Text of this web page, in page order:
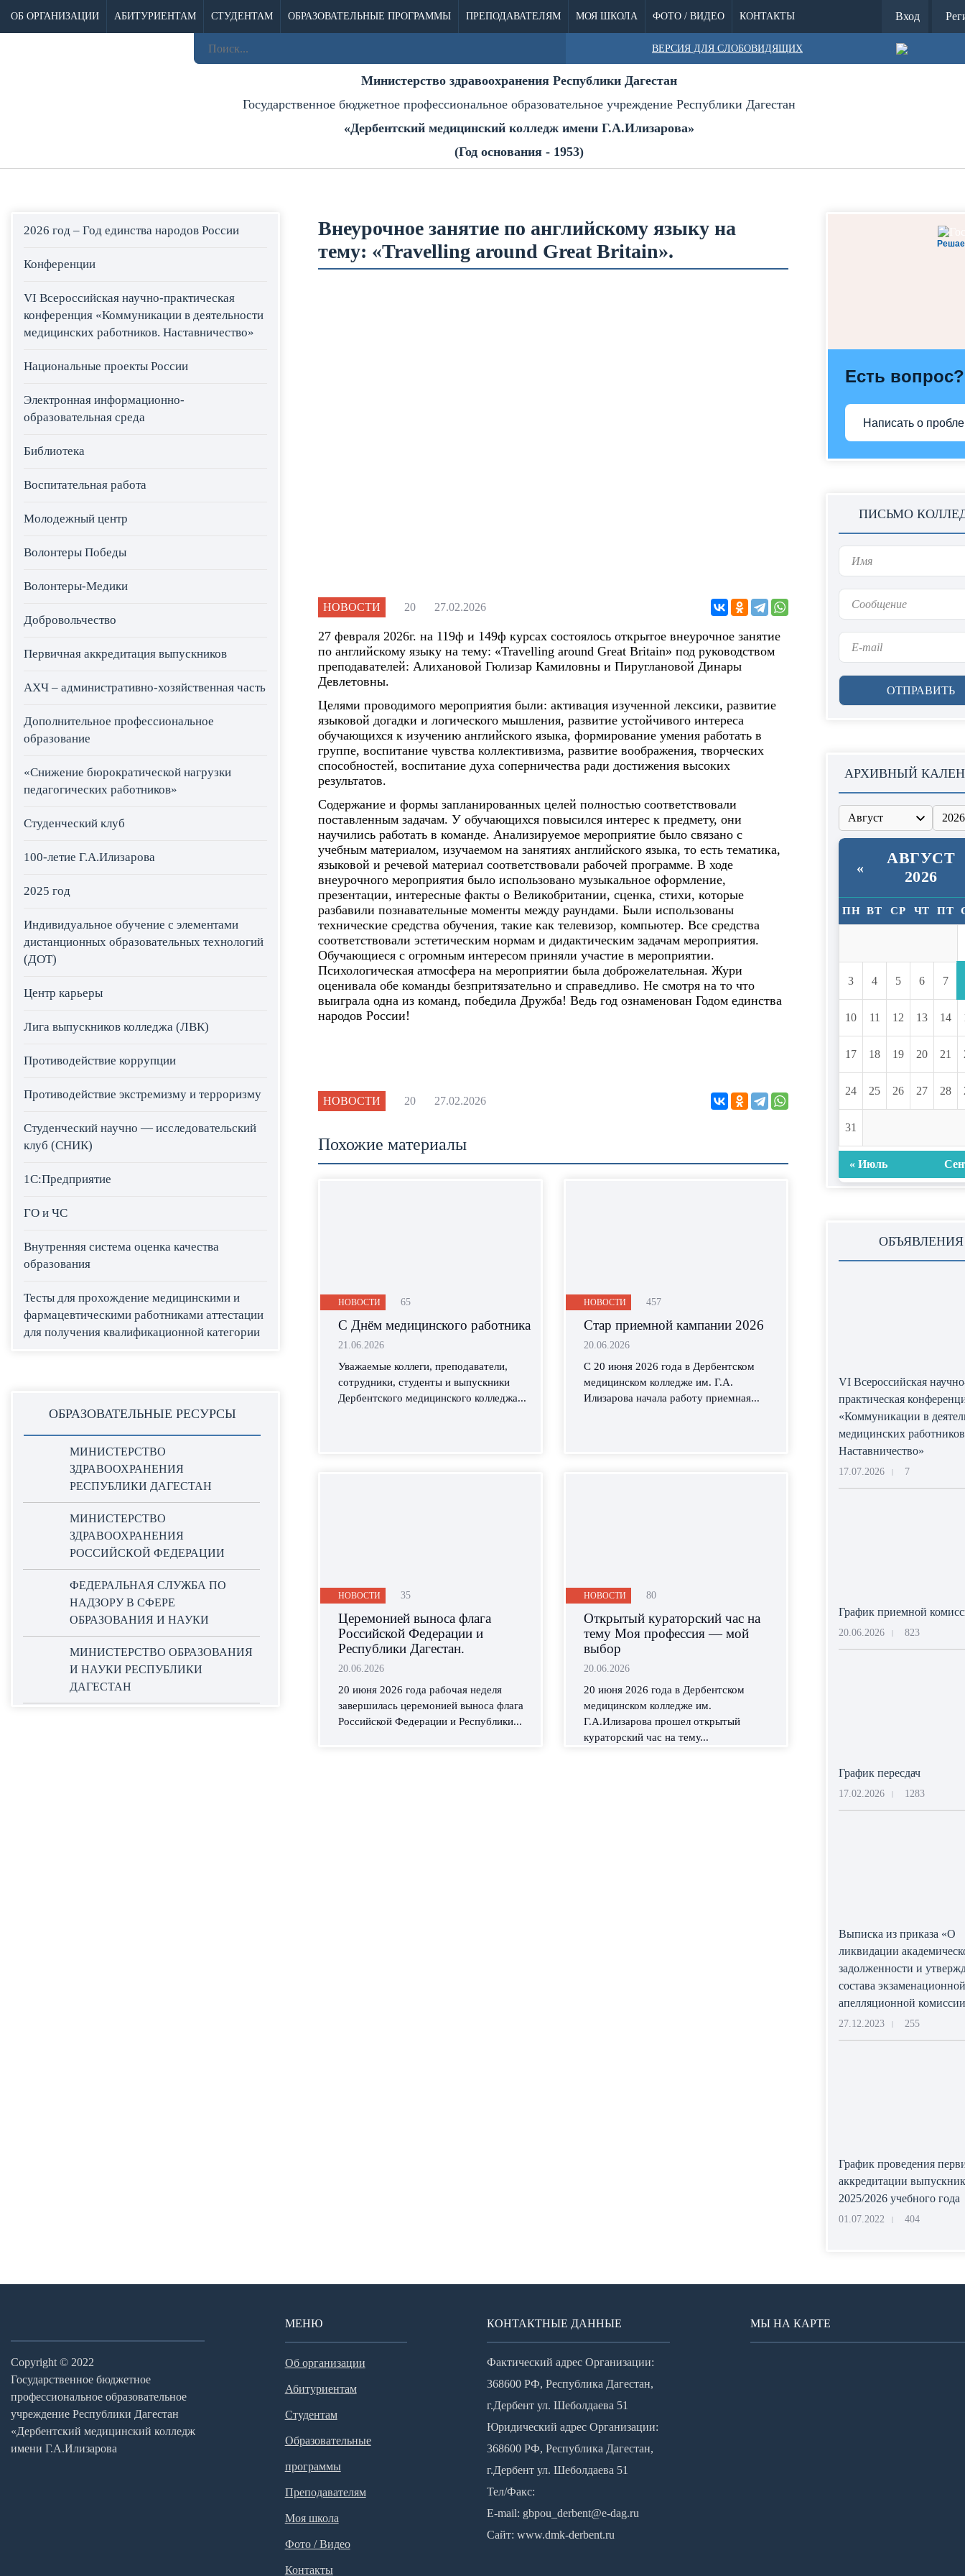
ОБ ОРГАНИЗАЦИИ АБИТУРИЕНТАМ СТУДЕНТАМ ОБРАЗОВАТЕЛЬНЫЕ ПРОГРАММЫ ПРЕПОДАВАТЕЛЯМ МОЯ ШКОЛА ФОТО / ВИДЕО КОНТАКТЫ Вход
ВЕРСИЯ ДЛЯ СЛОБОВИДЯЩИХ
Министерство здравоохранения Республики Дагестан
Государственное бюджетное профессиональное образовательное учреждение Республики Дагестан
«Дербентский медицинский колледж имени Г.А.Илизарова»
(Год основания - 1953)
2026 год – Год единства народов России
Конференции
VI Всероссийская научно-практическая
конференция «Коммуникации в деятельности
медицинских работников. Наставничество»
Национальные проекты России
Электронная информационно-
образовательная среда
Библиотека
Воспитательная работа
Молодежный центр
Волонтеры Победы
Волонтеры-Медики
Добровольчество
Первичная аккредитация выпускников
АХЧ – административно-хозяйственная часть
Дополнительное профессиональное
образование
«Снижение бюрократической нагрузки
педагогических работников»
Студенческий клуб
100-летие Г.А.Илизарова
2025 год
Индивидуальное обучение с элементами
дистанционных образовательных технологий
(ДОТ)
Центр карьеры
Лига выпускников колледжа (ЛВК)
Противодействие коррупции
Противодействие экстремизму и терроризму
Студенческий научно — исследовательский
клуб (СНИК)
1С:Предприятие
ГО и ЧС
Внутренняя система оценка качества
образования
Тесты для прохождение медицинскими и
фармацевтическими работниками аттестации
для получения квалификационной категории
ОБРАЗОВАТЕЛЬНЫЕ РЕСУРСЫ
МИНИСТЕРСТВО
ЗДРАВООХРАНЕНИЯ
РЕСПУБЛИКИ ДАГЕСТАН
МИНИСТЕРСТВО
ЗДРАВООХРАНЕНИЯ
РОССИЙСКОЙ ФЕДЕРАЦИИ
ФЕДЕРАЛЬНАЯ СЛУЖБА ПО
НАДЗОРУ В СФЕРЕ
ОБРАЗОВАНИЯ И НАУКИ
МИНИСТЕРСТВО ОБРАЗОВАНИЯ
И НАУКИ РЕСПУБЛИКИ
ДАГЕСТАН
Внеурочное занятие по английскому языку на
тему: «Travelling around Great Britain».
НОВОСТИ 20 27.02.2026
27 февраля 2026г. на 119ф и 149ф курсах состоялось открытое внеурочное занятие
по английскому языку на тему: «Travelling around Great Britain» под руководством
преподавателей: Алихановой Гюлизар Камиловны и Пируглановой Динары
Девлетовны.
Целями проводимого мероприятия были: активация изученной лексики, развитие
языковой догадки и логического мышления, развитие устойчивого интереса
обучающихся к изучению английского языка, формирование умения работать в
группе, воспитание чувства коллективизма, развитие воображения, творческих
способностей, воспитание духа соперничества ради достижения высоких
результатов.
Содержание и формы запланированных целей полностью соответствовали
поставленным задачам. У обучающихся повысился интерес к предмету, они
научились работать в команде. Анализируемое мероприятие было связано с
учебным материалом, изучаемом на занятиях английского языка, то есть тематика,
языковой и речевой материал соответствовали рабочей программе. В ходе
внеурочного мероприятия было использовано музыкальное оформление,
презентации, интересные факты о Великобритании, сценка, стихи, которые
разбавили познавательные моменты между раундами. Были использованы
технические средства обучения, такие как телевизор, компьютер. Все средства
соответствовали эстетическим нормам и дидактическим задачам мероприятия.
Обучающиеся с огромным интересом приняли участие в мероприятии.
Психологическая атмосфера на мероприятии была доброжелательная. Жури
оценивала обе команды безпритязательно и справедливо. Не смотря на то что
выиграла одна из команд, победила Дружба! Ведь год ознаменован Годом единства
народов России!
НОВОСТИ 20 27.02.2026
Похожие материалы
НОВОСТИ 65
С Днём медицинского работника
21.06.2026
Уважаемые коллеги, преподаватели,
сотрудники, студенты и выпускники
Дербентского медицинского колледжа...
НОВОСТИ 457
Стар приемной кампании 2026
20.06.2026
С 20 июня 2026 года в Дербентском
медицинском колледже им. Г.А.
Илизарова начала работу приемная...
НОВОСТИ 35
Церемонией выноса флага
Российской Федерации и
Республики Дагестан.
20.06.2026
20 июня 2026 года рабочая неделя
завершилась церемонией выноса флага
Российской Федерации и Республики...
НОВОСТИ 80
Открытый кураторский час на
тему Моя профессия — мой
выбор
20.06.2026
20 июня 2026 года в Дербентском
медицинском колледже им.
Г.А.Илизарова прошел открытый
кураторский час на тему...
Есть вопрос?
Написать о
ПИСЬМО
АРХИВНЫЙ
«
АВГУСТ
2026
ПН ВТ СР ЧТ ПТ
3 4 5 6 7
10 11 12 13 14
17 18 19 20 21
24 25 26 27 28
31
« Июль
ОБЪЯВЛЕНИЯ
VI Всероссийская
практическая
«Коммуникации в
медицинских
Наставничество»
17.07.2026 | 7
График приемной
20.06.2026 | 823
График пересдач
17.02.2026 | 1283
Выписка из приказа «О
ликвидации
задолженности и
состава
апелляционной
27.12.2023 | 255
График проведения
аккредитации
2025/2026 учебного года
01.07.2022 | 404
Copyright © 2022
Государственное бюджетное
профессиональное образовательное
учреждение Республики Дагестан
«Дербентский медицинский колледж
имени Г.А.Илизарова
МЕНЮ
Об организации
Абитуриентам
Студентам
Образовательные
программы
Преподавателям
Моя школа
Фото / Видео
Контакты
КОНТАКТНЫЕ ДАННЫЕ
Фактический адрес Организации:
368600 РФ, Республика Дагестан,
г.Дербент ул. Шеболдаева 51
Юридический адрес Организации:
368600 РФ, Республика Дагестан,
г.Дербент ул. Шеболдаева 51
Тел/Факс:
E-mail: gbpou_derbent@e-dag.ru
Сайт: www.dmk-derbent.ru
МЫ НА КАРТЕ